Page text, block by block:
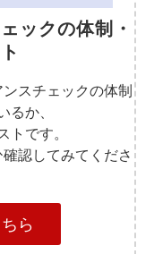
ックの体制・
スチェックの体制
か、
です。
認してみてくださ
ら